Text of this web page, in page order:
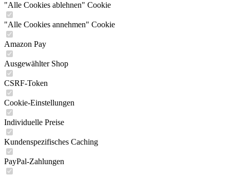
"Alle Cookies ablehnen" Cookie
"Alle Cookies annehmen" Cookie
Amazon Pay
Ausgewählter Shop
CSRF-Token
Cookie-Einstellungen
Individuelle Preise
Kundenspezifisches Caching
PayPal-Zahlungen